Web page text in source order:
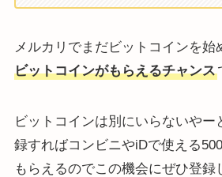
メルカリでまだビットコインを始
ビットコインがもらえるチャンス
ビットコインは別にいらないやー
録すればコンビニやiDで使える
もらえるのでこの機会にぜひ登録